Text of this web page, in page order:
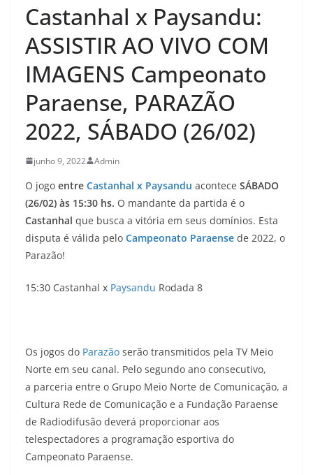
Castanhal x Paysandu:
ASSISTIR AO VIVO COM
IMAGENS Campeonato
Paraense, PARAZÃO
2022, SÁBADO (26/02)
junho 9, 2022 Admin
O jogo entre Castanhal x Paysandu acontece SÁBADO
(26/02) às 15:30 hs. O mandante da partida é o
Castanhal que busca a vitória em seus domínios. Esta
disputa é válida pelo Campeonato Paraense de 2022, o
Parazão!
15:30 Castanhal x Paysandu Rodada 8
Os jogos do Parazão serão transmitidos pela TV Meio
Norte em seu canal. Pelo segundo ano consecutivo,
a parceria entre o Grupo Meio Norte de Comunicação, a
Cultura Rede de Comunicação e a Fundação Paraense
de Radiodifusão deverá proporcionar aos
telespectadores a programação esportiva do
Campeonato Paraense.